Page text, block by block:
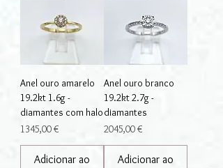
Anel ouro amarelo
19.2kt 1.6g -
diamantes com halo
Preço
1345,00 €
Adicionar ao
Anel ouro branco
19.2kt 2.7g -
diamantes
Preço
2045,00 €
Adicionar ao